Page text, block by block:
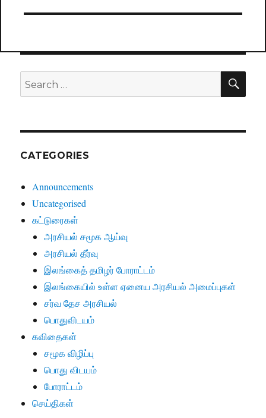
Search
for:
CATEGORIES
Announcements
Uncategorised
கட்டுரைகள்
அரசியல் சமூக ஆய்வு
அரசியல் தீர்வு
இலங்கைத் தமிழர் போராட்டம்
இலங்கையில் உள்ள ஏனைய அரசியல் அமைப்புகள்
சர்வ தேச அரசியல்
பொதுவிடயம்
கவிதைகள்
சமூக விழிப்பு
பொது விடயம்
போராட்டம்
செய்திகள்